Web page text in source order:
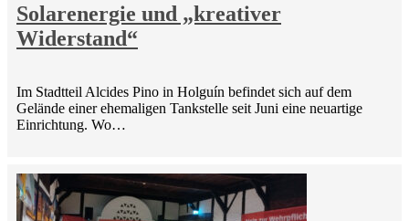
Solarenergie und „kreativer
Widerstand“
Im Stadtteil Alcides Pino in Holguín befindet sich auf dem
Gelände einer ehemaligen Tankstelle seit Juni eine neuartige
Einrichtung. Wo…